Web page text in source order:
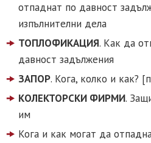
отпаднат по давност
изпълнителни дела
ТОПЛОФИКАЦИЯ. Как да
давност задължения
ЗАПОР. Кога, колко и как?
КОЛЕКТОРСКИ ФИРМИ.
им
Кога и как могат да